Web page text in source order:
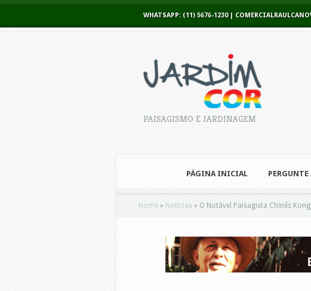
WHATSAPP: (11) 5676-1230 |
PAISAGISMO E JARDINAGEM
PÁGINA INICIAL PERGUNTE
Home » Notícias » O Notável Paisagista Chinês